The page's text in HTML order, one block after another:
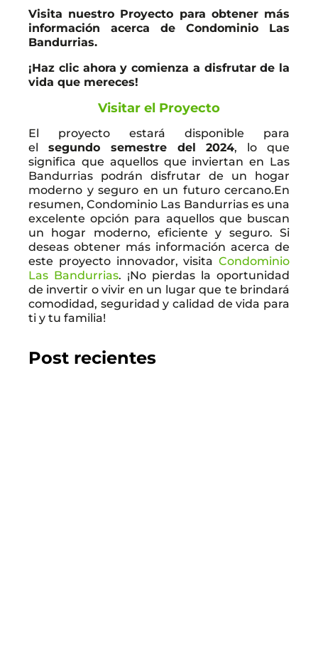
Visita nuestro Proyecto para obtener más
información acerca de Condominio Las
Bandurrias.
¡Haz clic ahora y comienza a disfrutar de la
vida que mereces!
Visitar el Proyecto
El proyecto estará disponible para
el segundo semestre del 2024, lo que
significa que aquellos que inviertan en Las
Bandurrias podrán disfrutar de un hogar
moderno y seguro en un futuro cercano.En
resumen, Condominio Las Bandurrias es una
excelente opción para aquellos que buscan
un hogar moderno, eficiente y seguro. Si
deseas obtener más información acerca de
este proyecto innovador, visita Condominio
Las Bandurrias. ¡No pierdas la oportunidad
de invertir o vivir en un lugar que te brindará
comodidad, seguridad y calidad de vida para
ti y tu familia!
Post recientes